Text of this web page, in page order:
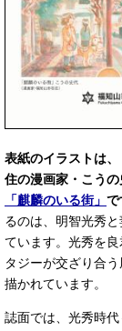
表紙のイラストは
住の漫画家・こう
「麒麟のいる街」 で
るのは、明智光秀
ています。光秀を
タジーが交ざり合
描かれています。
誌面では、光秀時